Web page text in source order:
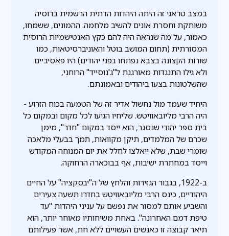
במצב טראגי זה היתה היהדות הדתית הרשמית ברוסיה
משותקת וחסרת אונים להשיב מלחמה. ההמונים, ששמחו,
כאמור, על מה שנראה היה להם כקץ האנטישמיות הרוסית
המסורתית (תחום המושב בוטל והאוניברסיטאות, כמו
שורות הקצונה בצבא נפתחו בפני יהודים) היו פאסיביים
ולא גילו התנגדות מאורגנת ל"ג'נוסייד" הרוחני,
שהשלטונות בצעו ביהודים ובאמונתם.
היחיד שעמד מול נחשול אדיר זה של הטמעה בכוח הזרוע -
היה הרבי מליובאוויטש. שליחיו הגיעו לכל מקום ובמקום כל
בית ספר יהודי שנסגר, הוא ייסד במקום "חדר", מימן
שכרם של המלמדים, תיקן מקוואות, תמך בבעלי מלאכה
שומרי שבת, שלא ייאלצו לחלל את יום המנוחה המקודש
וייסד במחתרת ישיבות, אף בבוכארה הרחוקה.
ב-1922, בגבור הגזירות והלחץ של ה"יבסקציה" על החיים
היהודיים, כינס הרבי מליובאוויטש בחדרו תשעה צעירים
והשביע אותם למסור את נפשם על עניני היהדות "עד
טיפת דמם האחרונה". באחת משיחותיו מאוחר יותר, הוא
תיאר קבוצה זו כאנשים העשויים ללא חת, אשר פעילותם